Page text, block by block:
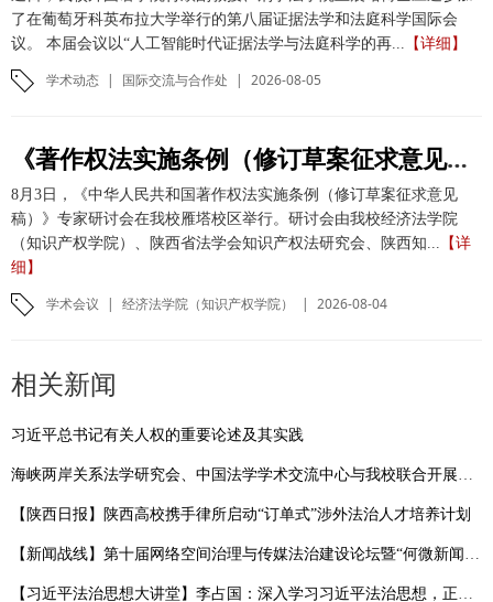
了在葡萄牙科英布拉大学举行的第八届证据法学和法庭科学国际会
议。 本届会议以“人工智能时代证据法学与法庭科学的再... 【详细】
学术动态 | 国际交流与合作处 | 2026-08-05
《著作权法实施条例（修订草案征求意见稿）》专家研讨会在我校举办
8月3日，《中华人民共和国著作权法实施条例（修订草案征求意见
稿）》专家研讨会在我校雁塔校区举行。研讨会由我校经济法学院
（知识产权学院）、陕西省法学会知识产权法研究会、陕西知... 【详
细】
学术会议 | 经济法学院（知识产权学院） | 2026-08-04
相关新闻
习近平总书记有关人权的重要论述及其实践
海峡两岸关系法学研究会、中国法学学术交流中心与我校联合开展党建活动
【陕西日报】陕西高校携手律所启动“订单式”涉外法治人才培养计划
【新闻战线】第十届网络空间治理与传媒法治建设论坛暨“何微新闻奖”学术论坛在西北政法大学举行
【习近平法治思想大讲堂】李占国：深入学习习近平法治思想，正确认识和解决实践中遇到的问题